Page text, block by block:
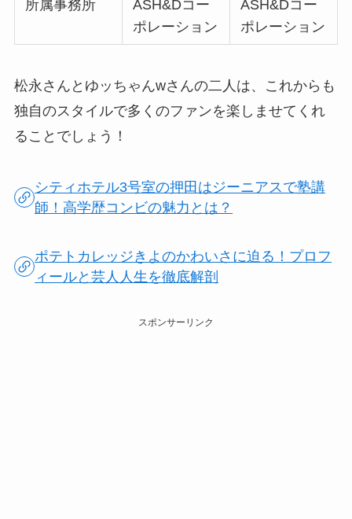
所属事務所
ASH&Dコー
ポレーション
ASH&Dコー
ポレーション
松永さんとゆッちゃんwさんの二人は、これからも
独自のスタイルで多くのファンを楽しませてくれ
ることでしょう！
シティホテル3号室の押田はジーニアスで塾講
師！高学歴コンビの魅力とは？
ポテトカレッジきよのかわいさに迫る！プロフ
ィールと芸人人生を徹底解剖
スポンサーリンク